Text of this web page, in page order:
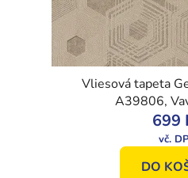
Vliesová tapeta
A39806,
699
DO